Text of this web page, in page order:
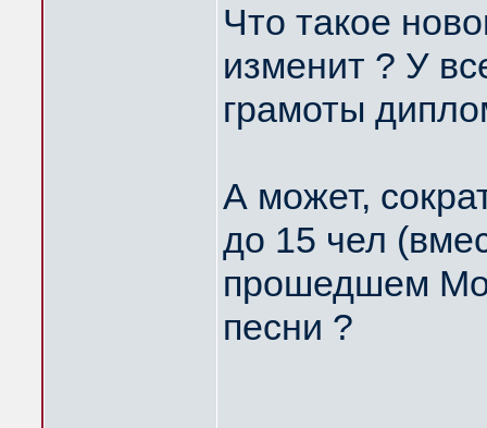
Что такое
изменит ? У
грамоты
А может,
до 15 чел
прошедшем
песни ?